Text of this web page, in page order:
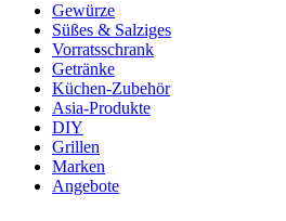
Gewürze
Süßes & Salziges
Vorratsschrank
Getränke
Küchen-Zubehör
Asia-Produkte
DIY
Grillen
Marken
Angebote